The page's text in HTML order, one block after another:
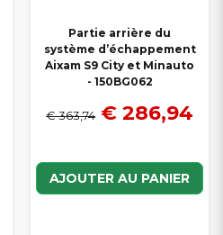
Partie arrière du
système d’échappement
Aixam S9 City et Minauto
- 150BG062
€ 363,74 € 286,94
AJOUTER AU PANIER